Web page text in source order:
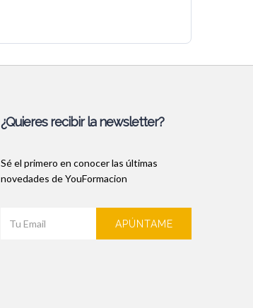
¿Quieres recibir la newsletter?
Sé el primero en conocer las últimas
novedades de YouFormacion
APÚNTAME